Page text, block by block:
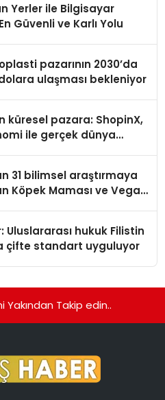
Yerler ile Bilgisayar
Güvenli ve Karlı Yolu
pazarının 2030’da
ulaşması bekleniyor
küresel pazara: ShopinX,
ile gerçek dünya
31 bilimsel araştırmaya
Köpek Maması ve Vegan
Uluslararası hukuk Filistin
çifte standart uyguluyor
Yakından Takip edin..